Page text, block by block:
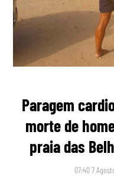
Paragem
morte de
praia das
07:40 7